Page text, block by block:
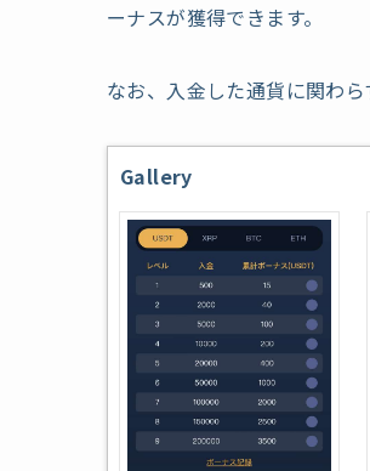
ーナスが獲得できます。
なお、入金した通貨に関わ
Gallery